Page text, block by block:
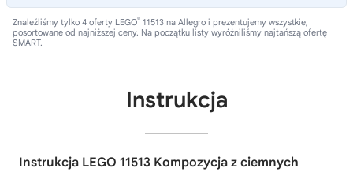
Znaleźliśmy tylko 4 oferty LEGO® 11513 na Allegro i prezentujemy wszystkie,
posortowane od najniższej ceny. Na początku listy wyróżniliśmy najtańszą ofertę
SMART.
Instrukcja
Instrukcja LEGO 11513 Kompozycja z ciemnych